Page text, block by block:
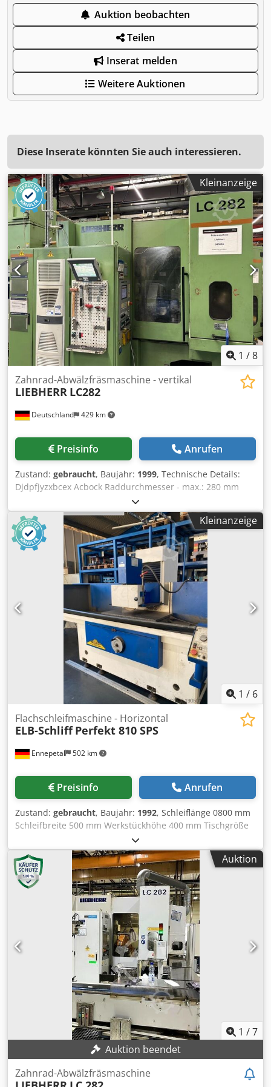
Auktion beobachten
Teilen
Inserat melden
Weitere Auktionen
Diese Inserate könnten Sie auch interessieren.
Kleinanzeige
1 /8
Deutschland 429 km
Zahnrad-Abwälzfräsmaschine - vertikal
LIEBHERR LC282
Preisinfo Anrufen
Zustand: gebraucht, Baujahr: 1999, Technische Details:
Djdpfjyzxbcex Acbock Raddurchmesser - max.: 280 mm
Modul - max.: 7 Maschinengewicht ca.: 13 t
Tischdrehzahlbereich: 100 U/min Tischdurchmesser: 250
mm Zähnezahl - min.: 4 Fräserdrehzahlen: 1500 U/min
größter Fräserdurchmesser: 160 Fräserlänge max.: 230 mm
Gut erhaltene Abwälzfräsmaschine Verfügbar ab
01.08.2024 *
Kleinanzeige
1 / 6
Ennepetal 502 km
Flachschleifmaschine - Horizontal
ELB-Schliff Perfekt 810 SPS
Preisinfo Anrufen
Zustand: gebraucht, Baujahr: 1992, Schleiflänge 0800 mm
Schleifbreite 500 mm Werkstückhöhe 400 mm Tischgröße
800 x 400 mm Tischgeschwindigkeit 1 - 25 m/min
Quervorschub automatisch 0 - 60 mm/Hub
Schleifscheibenabmessungen 400 x 100 x 127 mm
Schleifspindeldrehzahl 1400/2800 U/min
Gesamtleistungsbedarf 10 kW Spannung 380 V Dcedswgnz
Aepfx Acbjk Maschinengewicht ca. 6 t Maschine ist mit
Kühlmittelanlage, auto. Vertikalzustellung,
Abziehvorrichtung und Steinaufnahmen. Steuerung ist
altersbedingt unzuverlässig !
Auktion
1 /7
Auktion beendet
Zahnrad-Abwälzfräsmaschine